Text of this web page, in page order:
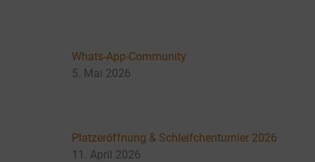
Whats-App-Community
5. Mai 2026
Platzeröffnung & Schleifchenturnier 2026
11. April 2026